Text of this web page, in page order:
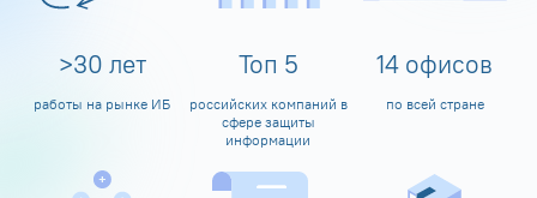
>30 лет
работы на рынке ИБ
Топ 5
российских компаний в
сфере защиты
информации
14 офисов
по всей стране